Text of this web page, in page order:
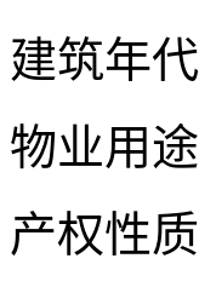
建筑年代
物业用途
产权性质